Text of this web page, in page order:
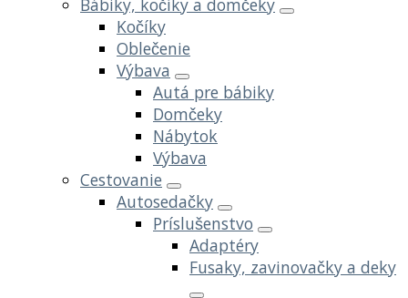
Kočíky
Oblečenie
Výbava
Autá pre bábiky
Domčeky
Nábytok
Výbava
Cestovanie
Autosedačky
Príslušenstvo
Adaptéry
Fusaky, zavinovačky a deky